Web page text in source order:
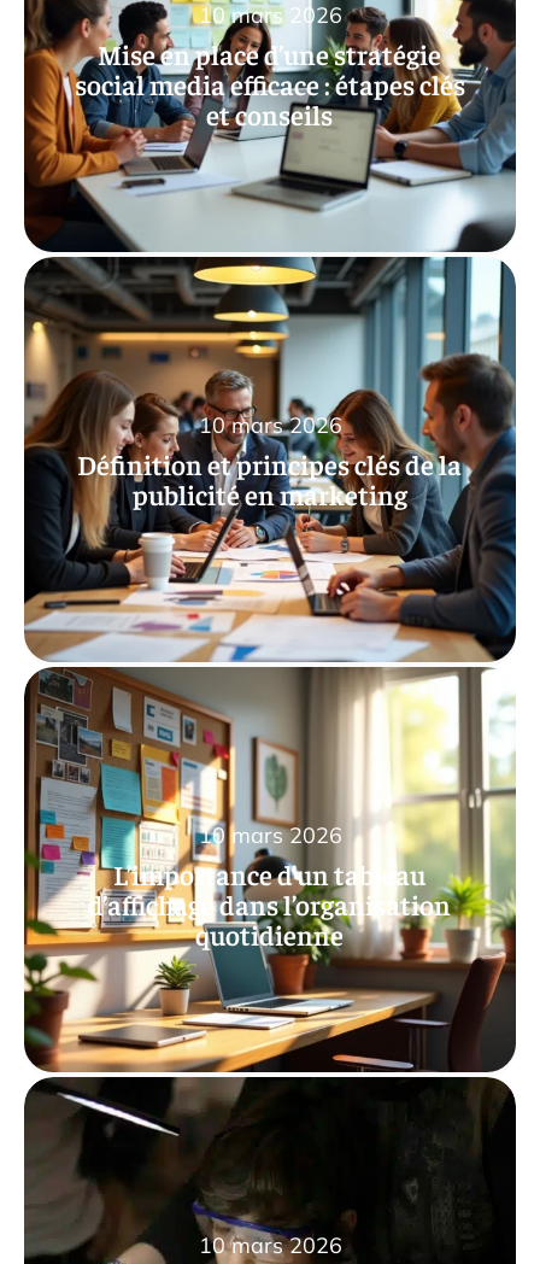
Mise en place d’une stratégie
social media efficace : étapes clés
et conseils
10 mars 2026
Définition et principes clés de la
publicité en marketing
10 mars 2026
L’importance d’un tableau
d’affichage dans l’organisation
quotidienne
10 mars 2026
10 mars 2026